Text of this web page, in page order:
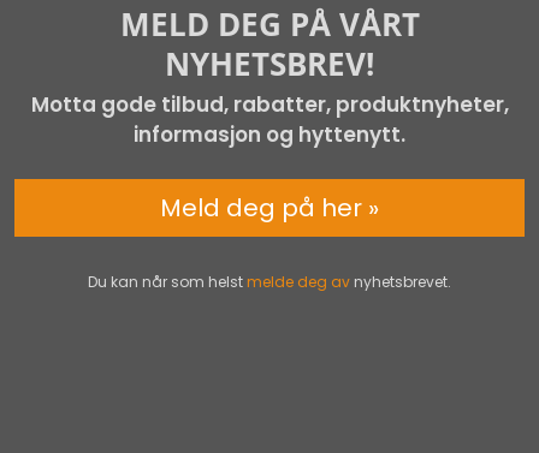
MELD DEG PÅ VÅRT
NYHETSBREV!
Motta gode tilbud, rabatter, produktnyheter,
informasjon og hyttenytt.
Du kan når som helst melde deg av nyhetsbrevet.
Meld deg på her »